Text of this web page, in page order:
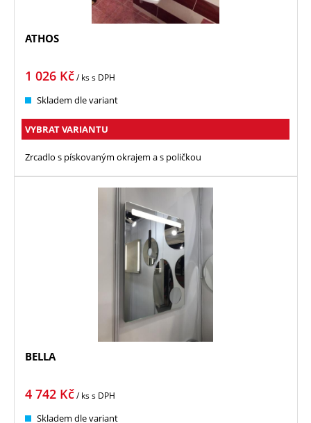
ATHOS
1 026 Kč/ kss DPH
Skladem dle variant
VYBRAT VARIANTU
Zrcadlo s pískovaným okrajem a s poličkou
BELLA
4 742 Kč/ kss DPH
Skladem dle variant